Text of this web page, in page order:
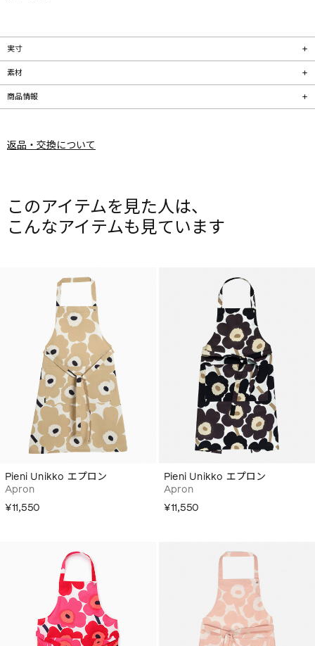
実寸
素材
商品情報
返品・交換について
このアイテムを見た人は、
こんなアイテムも見ています
Pieni Unikko エプロン
Apron
¥11,550
Pieni Unikko エプロン
Apron
¥11,550